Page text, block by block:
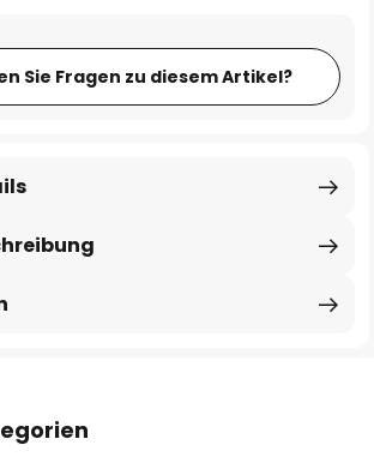
Sie Fragen zu diesem Artikel?